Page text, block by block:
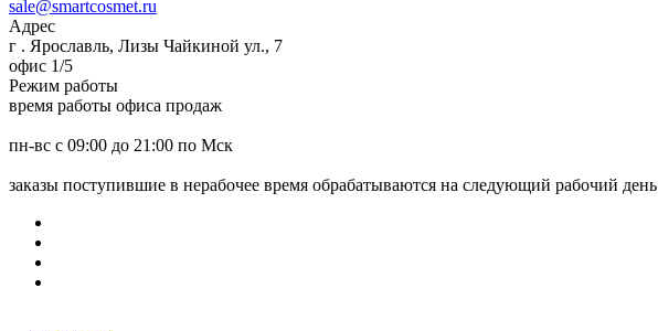
sale@smartcosmet.ru
Адрес
г . Ярославль, Лизы Чайкиной ул., 7
офис 1/5
Режим работы
время работы офиса продаж
пн-вс с 09:00 до 21:00 по Мск
заказы поступившие в нерабочее время обрабатываются на следующий рабочий день